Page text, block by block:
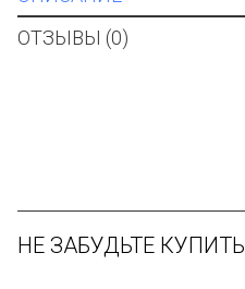
ОТЗЫВЫ (0)
НЕ ЗАБУДЬТЕ КУПИТЬ